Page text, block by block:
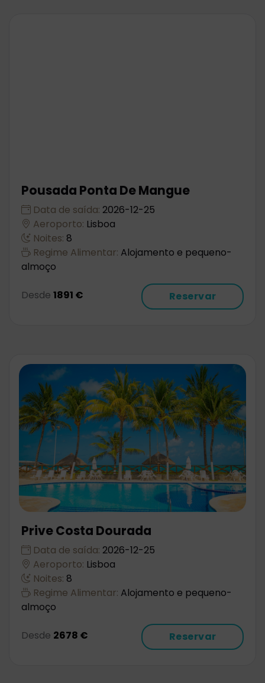
Pousada Ponta De Mangue
Data de saída: 2026-12-25
Aeroporto: Lisboa
Noites: 8
Regime Alimentar: Alojamento e pequeno-
almoço
Desde 1891 € Reservar
Prive Costa Dourada
Data de saída: 2026-12-25
Aeroporto: Lisboa
Noites: 8
Regime Alimentar: Alojamento e pequeno-
almoço
Desde 2678 € Reservar